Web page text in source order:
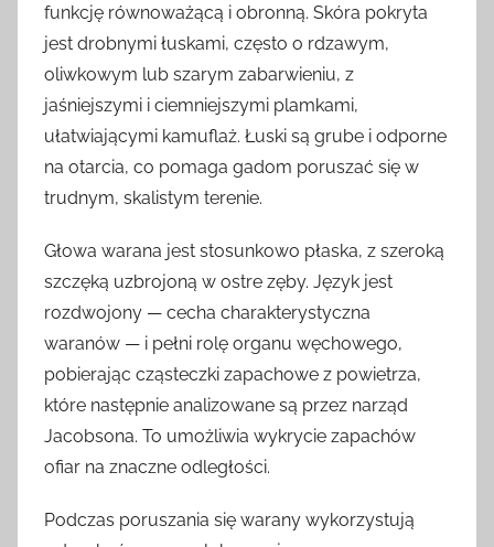
funkcję równoważącą i obronną. Skóra pokryta
jest drobnymi łuskami, często o rdzawym,
oliwkowym lub szarym zabarwieniu, z
jaśniejszymi i ciemniejszymi plamkami,
ułatwiającymi kamuflaż. Łuski są grube i odporne
na otarcia, co pomaga gadom poruszać się w
trudnym, skalistym terenie.
Głowa warana jest stosunkowo płaska, z szeroką
szczęką uzbrojoną w ostre zęby. Język jest
rozdwojony — cecha charakterystyczna
waranów — i pełni rolę organu węchowego,
pobierając cząsteczki zapachowe z powietrza,
które następnie analizowane są przez narząd
Jacobsona. To umożliwia wykrycie zapachów
ofiar na znaczne odległości.
Podczas poruszania się warany wykorzystują